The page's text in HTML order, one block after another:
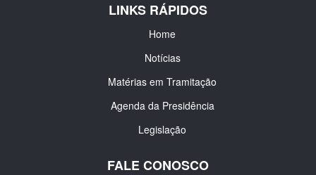
LINKS RÁPIDOS
Home
Notícias
Matérias em Tramitação
Agenda da Presidência
Legislação
FALE CONOSCO